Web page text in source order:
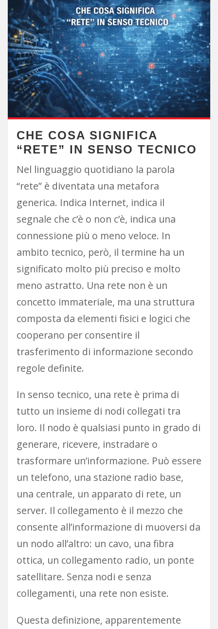
CHE COSA SIGNIFICA
“RETE” IN SENSO TECNICO
Nel linguaggio quotidiano la parola
“rete” è diventata una metafora
generica. Indica Internet, indica il
segnale che c’è o non c’è, indica una
connessione più o meno veloce. In
ambito tecnico, però, il termine ha un
significato molto più preciso e molto
meno astratto. Una rete non è un
concetto immateriale, ma una struttura
composta da elementi fisici e logici che
cooperano per consentire il
trasferimento di informazione secondo
regole definite.
In senso tecnico, una rete è prima di
tutto un insieme di nodi collegati tra
loro. Il nodo è qualsiasi punto in grado di
generare, ricevere, instradare o
trasformare un’informazione. Può essere
un telefono, una stazione radio base,
una centrale, un apparato di rete, un
server. Il collegamento è il mezzo che
consente all’informazione di muoversi da
un nodo all’altro: un cavo, una fibra
ottica, un collegamento radio, un ponte
satellitare. Senza nodi e senza
collegamenti, una rete non esiste.
Questa definizione, apparentemente